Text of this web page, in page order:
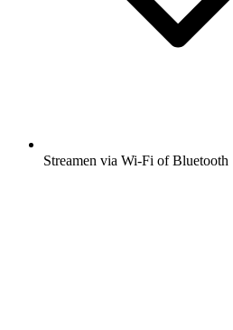
Streamen via Wi-Fi of Bluetooth